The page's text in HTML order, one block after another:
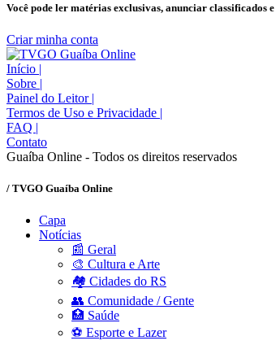
Você pode ler matérias exclusivas, anunciar classificados
Criar minha conta
Início |
Sobre |
Painel do Leitor |
Termos de Uso e Privacidade |
FAQ |
Contato
Guaíba Online - Todos os direitos reservados
/ TVGO Guaíba Online
Capa
Notícias
📰 Geral
🎨 Cultura e Arte
🏘️ Cidades do RS
👥 Comunidade / Gente
🏥 Saúde
⚽ Esporte e Lazer